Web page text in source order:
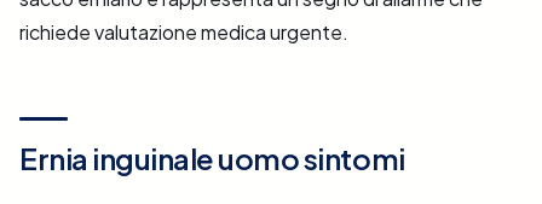
richiede valutazione medica urgente.
Ernia inguinale uomo sintomi